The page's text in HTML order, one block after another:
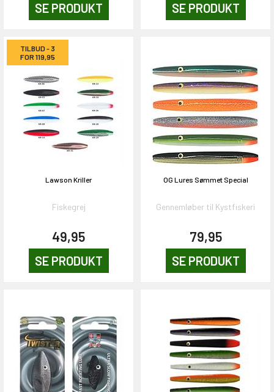
SE PRODUKT SE PRODUKT
TILBUD - 3
FOR 119,95
Lawson Kriller
Fiskegrej
49,95
SE PRODUKT
OG Lures Sømmet Special
Gennemløber til Kystfiskeri
79,95
SE PRODUKT